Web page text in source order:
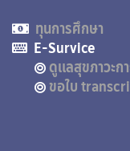
ทุนการศึกษา
E-Survice
ดูแลสุขภาวะก
ขอใบ